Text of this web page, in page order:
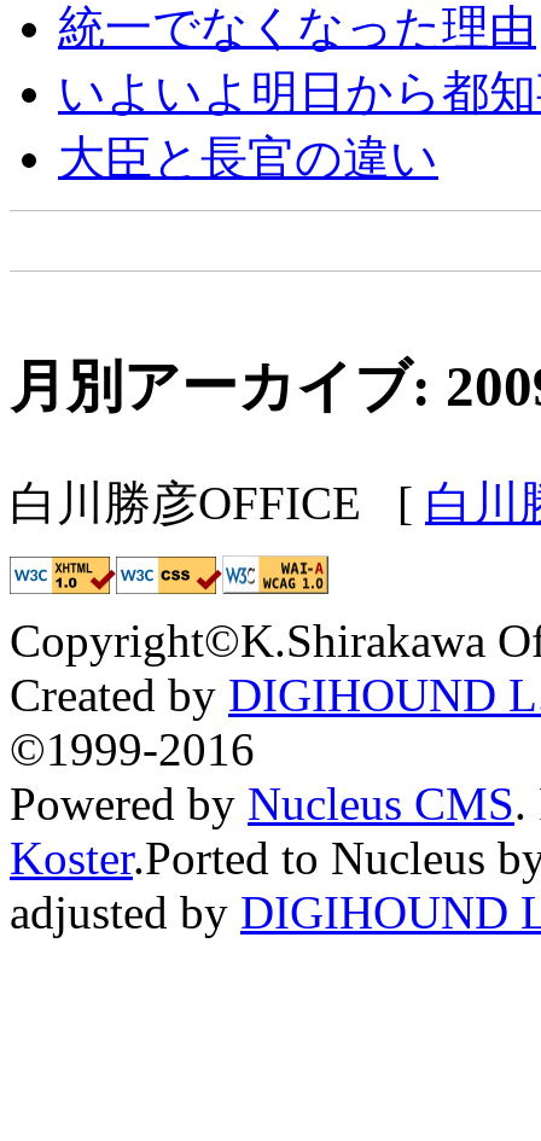
統一でなくなった理由
いよいよ明日から都
大臣と長官の違い
月別アーカイブ:
白川勝彦OFFICE [ 白川
Copyright©K.Shirakawa
Created by DIGIHOUND
©1999-2016
Powered by Nucleus CMS.
Koster.Ported to Nucleus
adjusted by DIGIHOUND